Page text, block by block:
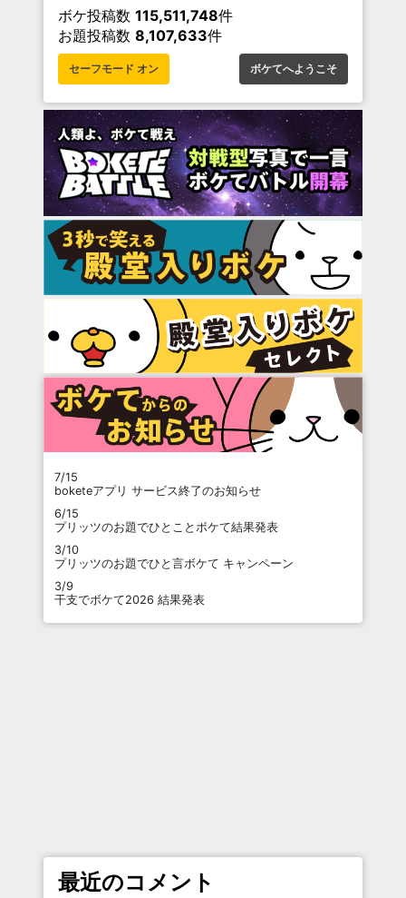
ボケ投稿数 115,511,748件
お題投稿数 8,107,633件
セーフモード オン ボケてへようこそ
7/15
boketeアプリ サービス終了のお知らせ
6/15
プリッツのお題でひとことボケて結果発表
3/10
プリッツのお題でひと言ボケて キャンペーン
3/9
干支でボケて2026 結果発表
最近のコメント